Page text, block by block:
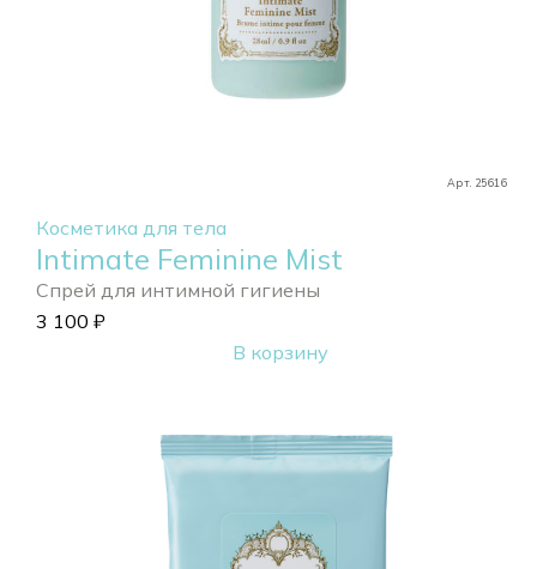
Арт. 25616
Косметика для тела
Intimate Feminine Mist
Спрей для интимной гигиены
3 100 ₽
В корзину